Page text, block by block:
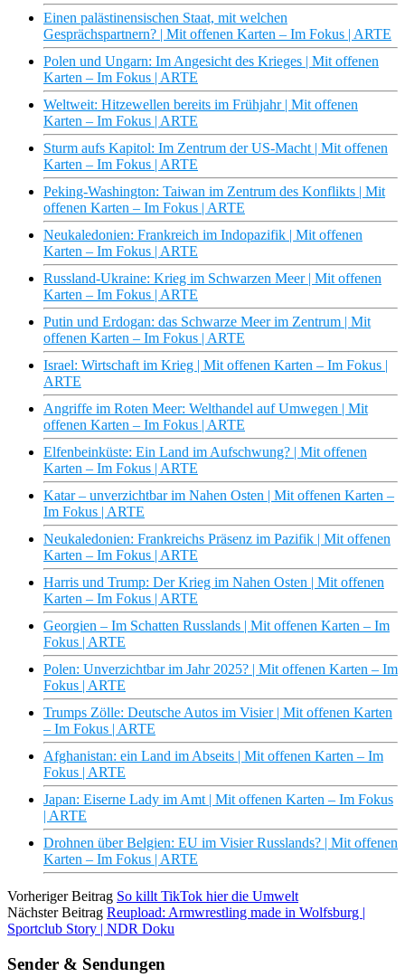
Einen palästinensischen Staat, mit welchen
Gesprächspartnern? | Mit offenen Karten – Im Fokus | ARTE
Polen und Ungarn: Im Angesicht des Krieges | Mit offenen
Karten – Im Fokus | ARTE
Weltweit: Hitzewellen bereits im Frühjahr | Mit offenen
Karten – Im Fokus | ARTE
Sturm aufs Kapitol: Im Zentrum der US-Macht | Mit offenen
Karten – Im Fokus | ARTE
Peking-Washington: Taiwan im Zentrum des Konflikts | Mit
offenen Karten – Im Fokus | ARTE
Neukaledonien: Frankreich im Indopazifik | Mit offenen
Karten – Im Fokus | ARTE
Russland-Ukraine: Krieg im Schwarzen Meer | Mit offenen
Karten – Im Fokus | ARTE
Putin und Erdogan: das Schwarze Meer im Zentrum | Mit
offenen Karten – Im Fokus | ARTE
Israel: Wirtschaft im Krieg | Mit offenen Karten – Im Fokus |
ARTE
Angriffe im Roten Meer: Welthandel auf Umwegen | Mit
offenen Karten – Im Fokus | ARTE
Elfenbeinküste: Ein Land im Aufschwung? | Mit offenen
Karten – Im Fokus | ARTE
Katar – unverzichtbar im Nahen Osten | Mit offenen Karten –
Im Fokus | ARTE
Neukaledonien: Frankreichs Präsenz im Pazifik | Mit offenen
Karten – Im Fokus | ARTE
Harris und Trump: Der Krieg im Nahen Osten | Mit offenen
Karten – Im Fokus | ARTE
Georgien – Im Schatten Russlands | Mit offenen Karten – Im
Fokus | ARTE
Polen: Unverzichtbar im Jahr 2025? | Mit offenen Karten – Im
Fokus | ARTE
Trumps Zölle: Deutsche Autos im Visier | Mit offenen Karten
– Im Fokus | ARTE
Afghanistan: ein Land im Abseits | Mit offenen Karten – Im
Fokus | ARTE
Japan: Eiserne Lady im Amt | Mit offenen Karten – Im Fokus
| ARTE
Drohnen über Belgien: EU im Visier Russlands? | Mit offenen
Karten – Im Fokus | ARTE
Vorheriger Beitrag So killt TikTok hier die Umwelt
Nächster Beitrag Reupload: Armwrestling made in Wolfsburg |
Sportclub Story | NDR Doku
Sender & Sendungen